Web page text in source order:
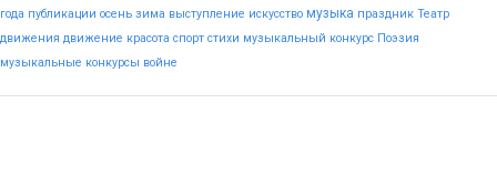
года публикации осень зима выступление искусство музыка праздник Театр
движения движение красота спорт стихи музыкальный конкурс Поэзия
музыкальные конкурсы войне